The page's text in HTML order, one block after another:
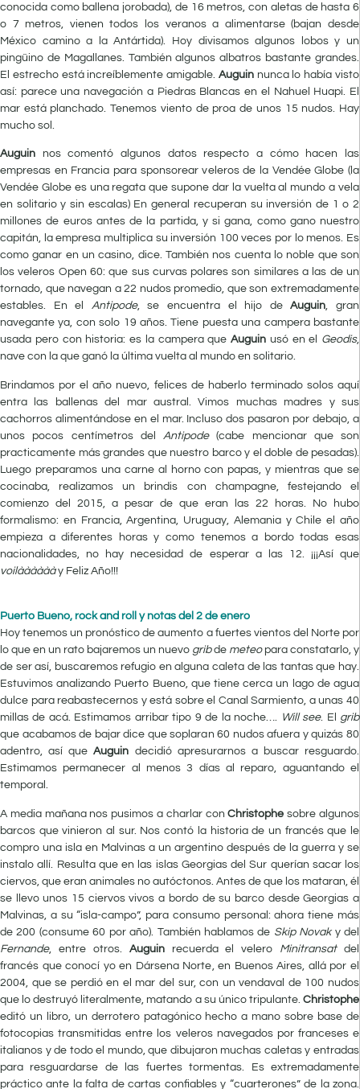
conocida como ballena jorobada), de 16 metros, con aletas de hasta 6
o 7 metros, vienen todos los veranos a alimentarse (bajan desde
México camino a la Antártida). Hoy divisamos algunos lobos y un
pingüino de Magallanes. También algunos albatros bastante grandes.
El estrecho está increíblemente amigable. Auguinnunca lo había visto
así: parece una navegación a Piedras Blancas en el Nahuel Huapi. El
mar está planchado. Tenemos viento de proa de unos 15 nudos. Hay
mucho sol.
Auguin nos comentó algunos datos respecto a cómo hacen las
empresas en Francia para sponsorear veleros de la Vendée Globe (la
Vendée Globe es una regata que supone dar la vuelta al mundo a vela
en solitario y sin escalas) En general recuperan su inversión de 1 o 2
millones de euros antes de la partida, y si gana, como gano nuestro
capitán, la empresa multiplica su inversión 100 veces por lo menos. Es
como ganar en un casino, dice. También nos cuenta lo noble que son
los veleros Open 60: que sus curvas polares son similares a las de un
tornado, que navegan a 22 nudos promedio, que son extremadamente
estables. En el Antipode, se encuentra el hijo deAuguin, gran
navegante ya, con solo 19 años. Tiene puesta una campera bastante
usada pero con historia: es la campera que Auguin usó en el Geodis,
nave con la que ganó la última vuelta al mundo en solitario.
Brindamos por el año nuevo, felices de haberlo terminado solos aquí
entra las ballenas del mar austral. Vimos muchas madres y sus
cachorros alimentándose en el mar. Incluso dos pasaron por debajo, a
unos pocos centímetros del Antipode(cabe mencionar que son
practicamente más grandes que nuestro barco y el doble de pesadas).
Luego preparamos una carne al horno con papas, y mientras que se
cocinaba, realizamos un brindis con champagne, festejando el
comienzo del 2015, a pesar de que eran las 22 horas. No hubo
formalismo: en Francia, Argentina, Uruguay, Alemania y Chile el año
empieza a diferentes horas y como tenemos a bordo todas esas
nacionalidades, no hay necesidad de esperar a las 12. ¡¡¡Así que
voilàààààày Feliz Año!!!
Puerto Bueno, rock and roll y notas del 2 de enero
Hoy tenemos un pronóstico de aumento a fuertes vientos del Norte por
lo que en un rato bajaremos un nuevo gribde meteopara constatarlo, y
de ser así, buscaremos refugio en alguna caleta de las tantas que hay.
Estuvimos analizando Puerto Bueno, que tiene cerca un lago de agua
dulce para reabastecernos y está sobre el Canal Sarmiento, a unas 40
millas de acá. Estimamos arribar tipo 9 de la noche…. Will see. El grib
que acabamos de bajar dice que soplaran 60 nudos afuera y quizás 80
adentro, así que Auguin decidió apresurarnos a buscar resguardo.
Estimamos permanecer al menos 3 días al reparo, aguantando el
temporal.
A media mañana nos pusimos a charlar conChristophe sobre algunos
barcos que vinieron al sur. Nos contó la historia de un francés que le
compro una isla en Malvinas a un argentino después de la guerra y se
instalo allí. Resulta que en las islas Georgias del Sur querían sacar los
ciervos, que eran animales no autóctonos. Antes de que los mataran, él
se llevo unos 15 ciervos vivos a bordo de su barco desde Georgias a
Malvinas, a su “isla-campo”, para consumo personal: ahora tiene más
de 200 (consume 60 por año). También hablamos de Skip Novaky del
Fernande, entre otros. Auguin recuerda el velero Minitransatdel
francés que conocí yo en Dársena Norte, en Buenos Aires, allá por el
2004, que se perdió en el mar del sur, con un vendaval de 100 nudos
que lo destruyó literalmente, matando a su único tripulante. Christophe
editó un libro, un derrotero patagónico hecho a mano sobre base de
fotocopias transmitidas entre los veleros navegados por franceses e
italianos y de todo el mundo, que dibujaron muchas caletas y entradas
para resguardarse de las fuertes tormentas. Es extremadamente
práctico ante la falta de cartas confiables y “cuarterones” de la zona.